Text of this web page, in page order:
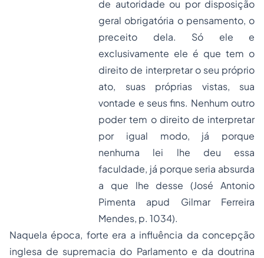
de autoridade ou por disposição
geral obrigatória o pensamento, o
preceito dela. Só ele e
exclusivamente ele é que tem o
direito de interpretar o seu próprio
ato, suas próprias vistas, sua
vontade e seus fins. Nenhum outro
poder tem o direito de interpretar
por igual modo, já porque
nenhuma lei lhe deu essa
faculdade, já porque seria absurda
a que lhe desse (José Antonio
Pimenta apud Gilmar Ferreira
Mendes, p. 1034).
Naquela época, forte era a influência da concepção
inglesa de supremacia do Parlamento e da doutrina